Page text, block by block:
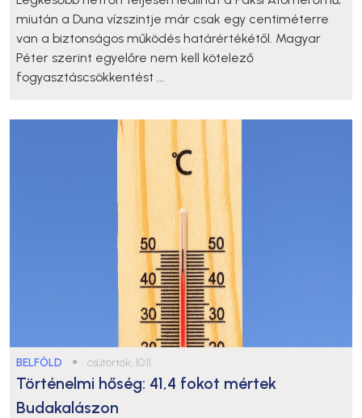
miután a Duna vízszintje már csak egy centiméterre
van a biztonságos működés határértékétől. Magyar
Péter szerint egyelőre nem kell kötelező
fogyasztáscsökkentést ...
BELFÖLD ● csütörtök, 10:11
Történelmi hőség: 41,4 fokot mértek
Budakalászon